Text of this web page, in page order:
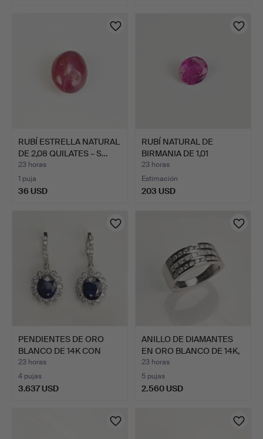
RUBÍ ESTRELLA NATURAL
DE 2,08 QUILATES – S…
23 horas
1 puja
36 USD
RUBÍ NATURAL DE
BIRMANIA DE 1,01
QUILATES …
23 horas
Estimación
203 USD
PENDIENTES DE ORO
BLANCO DE 14K CON
ZAFIRO…
23 horas
4 pujas
3.637 USD
ANILLO DE DIAMANTES
EN ORO BLANCO DE 14K,
…
23 horas
5 pujas
2.560 USD